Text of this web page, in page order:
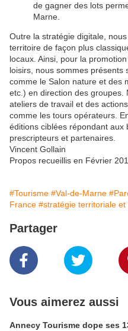
de gagner des lots
Marne.
Outre la stratégie digitale,
territoire de façon plus
locaux. Ainsi, pour la
loisirs, nous sommes présents
comme le Salon nature et des
etc.) en direction des groupes.
ateliers de travail et des
comme les tours opérateurs.
éditions ciblées répondant aux
prescripteurs et partenaires.
Vincent Gollain
Propos recueillis en Février
#Tourisme #Val-de-Marne
France #stratégie territoriale et
Partager
Vous aimerez aussi
Annecy Tourisme dope ses